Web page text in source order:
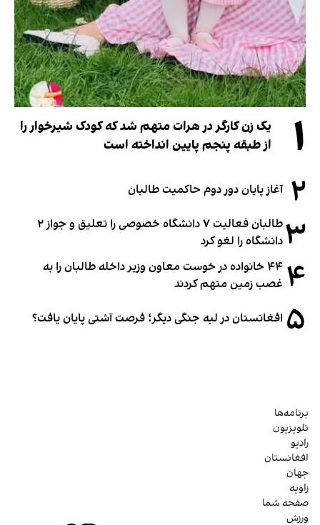
۱
یک زن کارگر در هرات متهم شد که کودک شیرخوار را
از طبقه پنجم پایین انداخته است
۲ آغاز پایان دور دوم حاکمیت طالبان
۳
طالبان فعالیت ۷ دانشگاه خصوصی را تعلیق و جواز ۲
دانشگاه را لغو کرد
۴
۴۴ خانواده در خوست معاون وزیر داخله طالبان را به
غصب زمین متهم کردند
۵ افغانستان در لبه جنگی دیگر؛ فرصت آشتی پایان یافت؟
برنامه‌ها
تلویزیون
رادیو
افغانستان
جهان
زاویه
صفحه شما
ورزش